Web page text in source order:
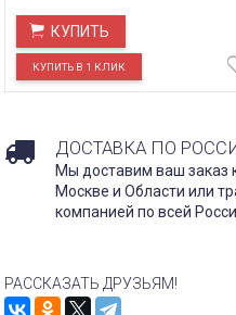
КУПИТЬ
ДОСТАВКА ПО
Мы доставим ваш заказ
Москве и Области или
компанией по всей
РАССКАЗАТЬ ДРУЗЬЯМ!